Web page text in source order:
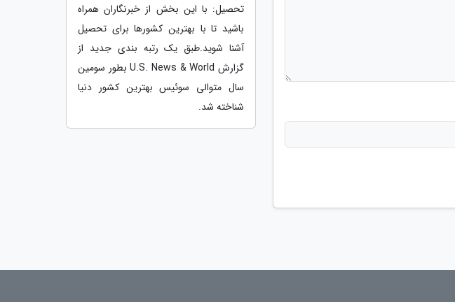
تحصیل: با این بخش از خبرنگاران همراه
باشید تا با بهترین کشورها برای تحصیل
آشنا شوید.طبق یک رتبه بندی جدید از
گزارش U.S. News & World بطور سومین
سال متوالی سوئیس بهترین کشور دنیا
شناخته شد.